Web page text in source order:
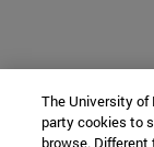
The University of
party cookies to
browse. Different